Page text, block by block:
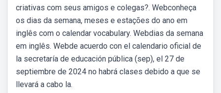
criativas com seus amigos e colegas?. Webconheça
os dias da semana, meses e estações do ano em
inglês com o calendar vocabulary. Webdias da semana
em inglês. Webde acuerdo con el calendario oficial de
la secretaría de educación pública (sep), el 27 de
septiembre de 2024 no habrá clases debido a que se
llevará a cabo la.